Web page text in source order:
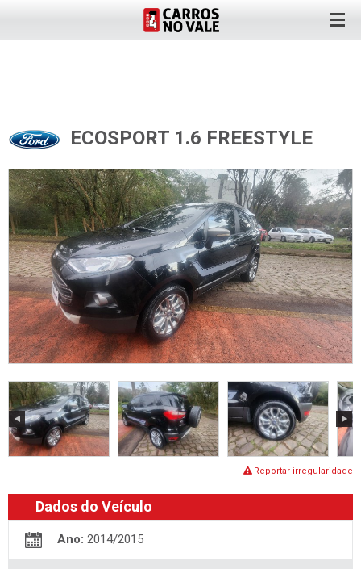
ECOSPORT 1.6 FREESTYLE
Reportar irregularidade
Dados do Veículo
Ano: 2014/2015